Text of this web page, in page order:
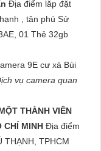
Địa điểm lăp đặt
, tân phú Sử
01 Thẻ 32gb
9E cư xá Bùi
vụ camera quan
THÀNH VIÊN
CHÍ MINH Địa điểm
THẠNH, TPHCM